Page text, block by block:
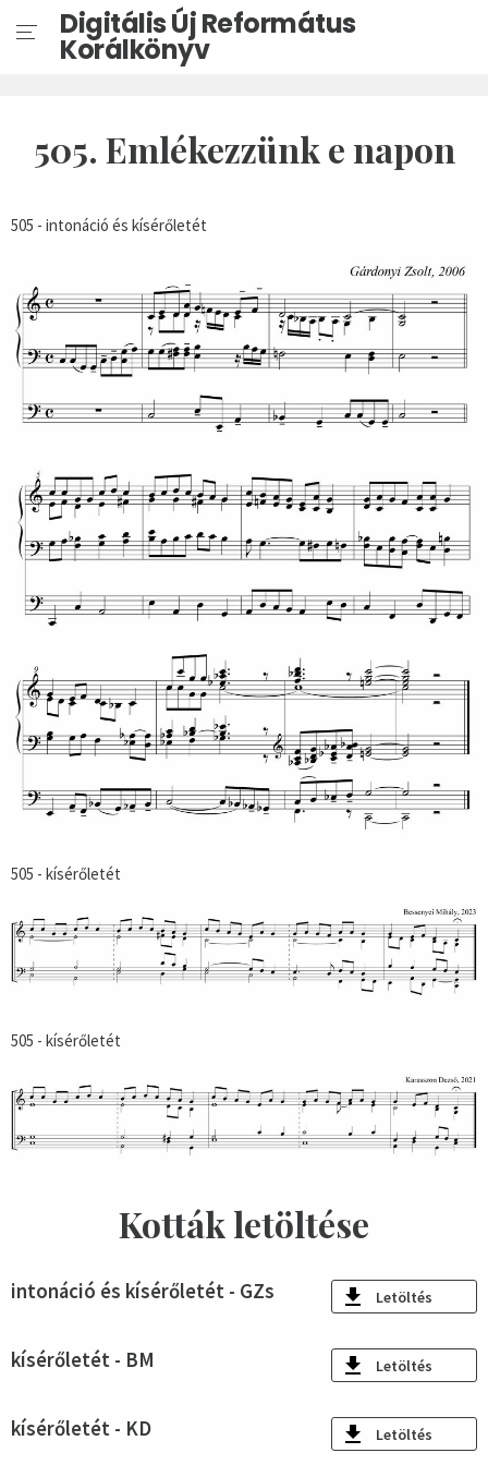
Digitális Új Református
Korálkönyv
505. Emlékezzünk e napon
505 - intonáció és kísérőletét
505 - kísérőletét
505 - kísérőletét
Kották letöltése
intonáció és kísérőletét - GZs Letöltés
kísérőletét - BM Letöltés
kísérőletét - KD Letöltés